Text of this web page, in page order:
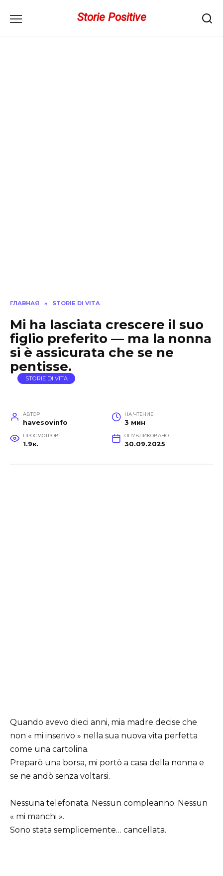
Storie Positive
ГЛАВНАЯ » STORIE DI VITA
Mi ha lasciata crescere il suo
figlio preferito — ma la nonna
si è assicurata che se ne
pentisse.
STORIE DI VITA
АВТОР
havesovinfo
НА ЧТЕНИЕ
3 мин
ПРОСМОТРОВ
1.9к.
ОПУБЛИКОВАНО
30.09.2025
Quando avevo dieci anni, mia madre decise che
non « mi inserivo » nella sua nuova vita perfetta
come una cartolina.
Preparò una borsa, mi portò a casa della nonna e
se ne andò senza voltarsi.
Nessuna telefonata. Nessun compleanno. Nessun
« mi manchi ».
Sono stata semplicemente… cancellata.